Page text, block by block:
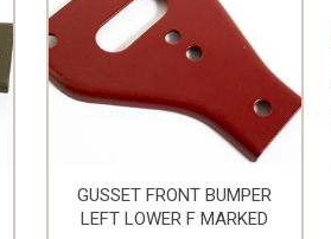
GUSSET FRONT BUMPER
LEFT LOWER F MARKED